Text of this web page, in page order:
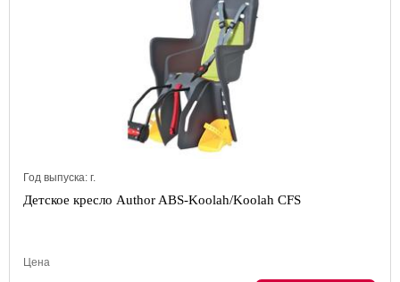
Год выпуска: г.
Детское кресло Author ABS-Koolah/Koolah CFS
Цена